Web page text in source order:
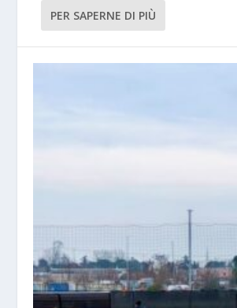
PER SAPERNE DI PIÙ